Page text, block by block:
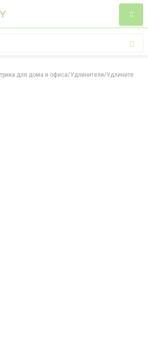
для дома и офиса/Удлинители/Удлинитель